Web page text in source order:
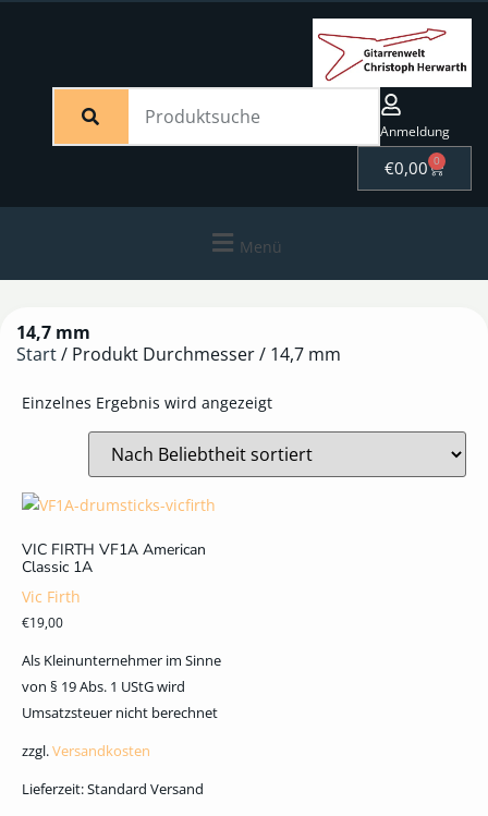
Anmeldung
€0,00 0
Menü
14,7 mm
Start/ Produkt Durchmesser / 14,7 mm
Einzelnes Ergebnis wird angezeigt
VIC FIRTH VF1A American
Classic 1A
Vic Firth
€19,00
Als Kleinunternehmer im Sinne
von § 19 Abs. 1 UStG wird
Umsatzsteuer nicht berechnet
zzgl.Versandkosten
Lieferzeit:Standard Versand